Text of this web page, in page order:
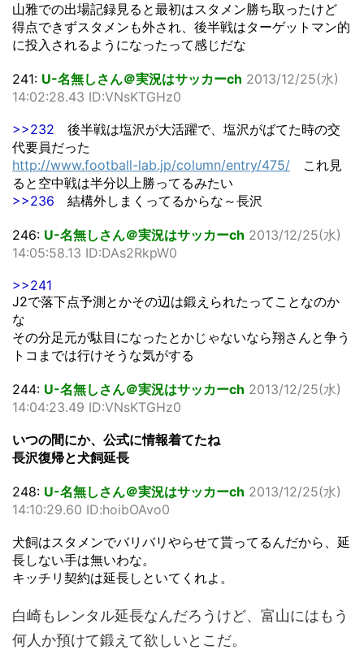
山雅での出場記録見ると最初はスタメン勝ち取ったけど
得点できずスタメンも外され、後半戦はターゲットマン的
に投入されるようになったって感じだな
241: U-名無しさん＠実況はサッカーch 2013/12/25(水)
14:02:28.43 ID:VNsKTGHz0
>>232 後半戦は塩沢が大活躍で、塩沢がばてた時の交
代要員だった
http://www.football-lab.jp/column/entry/475/ これ見
ると空中戦は半分以上勝ってるみたい
>>236 結構外しまくってるからな～長沢
246: U-名無しさん＠実況はサッカーch 2013/12/25(水)
14:05:58.13 ID:DAs2RkpW0
>>241
J2で落下点予測とかその辺は鍛えられたってことなのか
な
その分足元が駄目になったとかじゃないなら翔さんと争う
トコまでは行けそうな気がする
244: U-名無しさん＠実況はサッカーch 2013/12/25(水)
14:04:23.49 ID:VNsKTGHz0
いつの間にか、公式に情報着てたね
長沢復帰と犬飼延長
248: U-名無しさん＠実況はサッカーch 2013/12/25(水)
14:10:29.60 ID:hoibOAvo0
犬飼はスタメンでバリバリやらせて貰ってるんだから、延
長しない手は無いわな。
キッチリ契約は延長しといてくれよ。
白崎もレンタル延長なんだろうけど、富山にはもう
何人か預けて鍛えて欲しいとこだ。